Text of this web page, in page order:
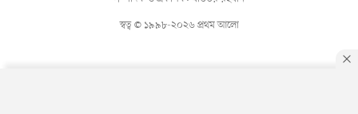
স্বত্ব © ১৯৯৮-২০২৬ প্রথম আলো